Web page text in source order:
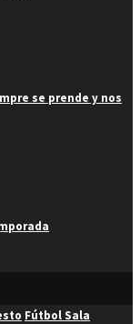
se prende y nos
Fútbol Sala